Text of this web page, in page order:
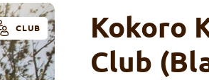
CLUB
Kokoro
Club